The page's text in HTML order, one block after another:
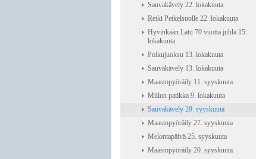
Sauvakävely 22. lokakuuta
Retki Petkelsuolle 22. lokakuuta
Hyvinkään Latu 70 vuotta juhla 15.
lokakuuta
Polkujuoksu 13. lokakuuta
Sauvakävely 13. lokakuuta
Maastopyöräily 11. syyskuuta
Miilun patikka 9. lokakuuta
Sauvakävely 28. syyskuuta
Maastopyöräily 27. syyskuuta
Melontapäivä 25. syyskuuta
Maastopyöräily 20. syyskuuta